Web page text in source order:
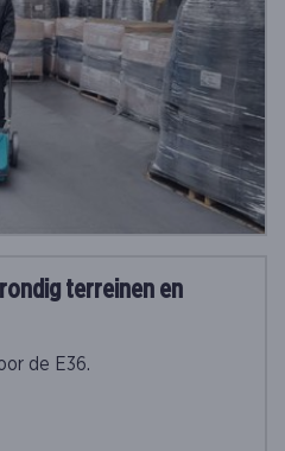
terreinen en
de E36.